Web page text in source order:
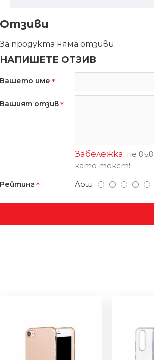
Отзиви
За продукта няма отзиви.
НАПИШЕТЕ ОТЗИВ
Вашето име
Вашият отзив
Забележка: не
като текст!
Рейтинг Лош